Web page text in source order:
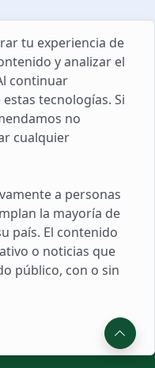
tu experiencia de
y analizar el
continuar
tecnologías. Si
no
cualquier
a personas
la mayoría de
país. El contenido
o noticias que
público, con o sin